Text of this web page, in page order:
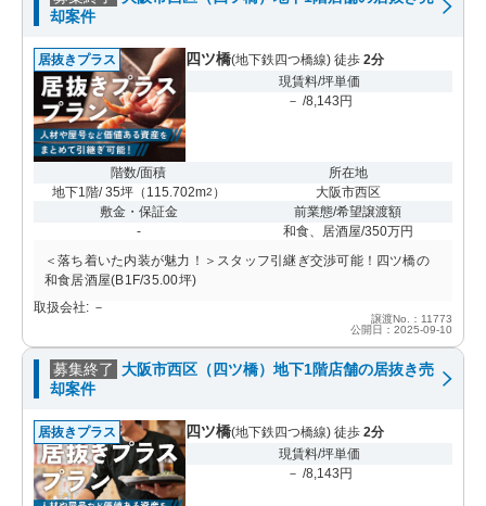
却案件
居抜きプラス 四ツ橋(地下鉄四つ橋線) 徒歩 2分
現賃料/坪単価
－ /8,143円
階数/面積
地下1階/ 35坪（ 115.702m2 ）
所在地
大阪市西区
敷金・保証金
-
前業態/希望譲渡額
和食、居酒屋/350万円
＜落ち着いた内装が魅力！＞スタッフ引継ぎ交渉可能！四ツ橋の
和食居酒屋(B1F/35.00坪)
取扱会社: －
譲渡No.：11773
公開日：2025-09-10
募集終了
大阪市西区（四ツ橋）地下1階店舗の居抜き売
却案件
居抜きプラス 四ツ橋(地下鉄四つ橋線) 徒歩 2分
現賃料/坪単価
－ /8,143円